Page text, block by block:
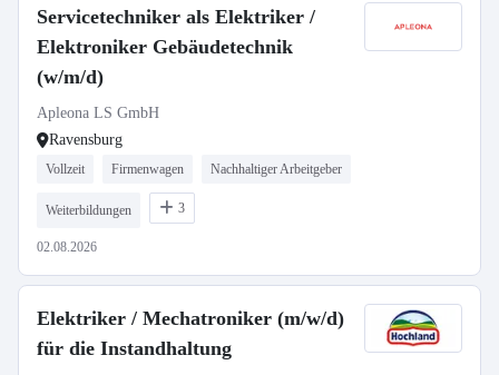
Servicetechniker als Elektriker /
Elektroniker Gebäudetechnik
(w/m/d)
Apleona LS GmbH
Ravensburg
Vollzeit Firmenwagen Nachhaltiger Arbeitgeber
Weiterbildungen 3
02.08.2026
Elektriker / Mechatroniker (m/w/d)
für die Instandhaltung